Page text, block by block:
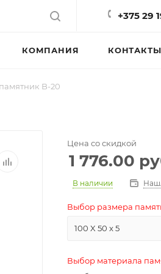
+375 29
КОМПАНИЯ КОНТАКТЫ
B-20
Цена со скидкой
1 776.00
В наличии
Выбор размера
100 X 50 x 5
Выбор материала